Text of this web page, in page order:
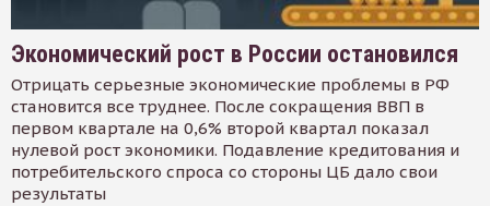
Экономический рост в России остановился
Отрицать серьезные экономические проблемы в РФ
становится все труднее. После сокращения ВВП в
первом квартале на 0,6% второй квартал показал
нулевой рост экономики. Подавление кредитования и
потребительского спроса со стороны ЦБ дало свои
результаты